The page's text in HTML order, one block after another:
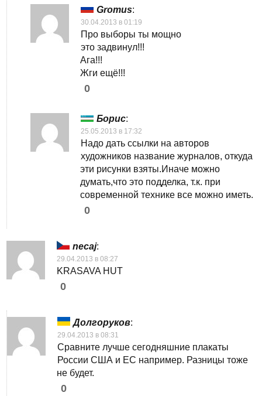
Gromus:
30.04.2013 в 01:19
Про выборы ты мощно
это задвинул!!!
Ага!!!
Жги ещё!!!
0
Борис:
25.05.2013 в 17:32
Надо дать ссылки на авторов
художников название журналов, откуда
эти рисунки взяты.Иначе можно
думать,что это подделка, т.к. при
современной технике все можно иметь.
0
necaj:
29.04.2013 в 08:27
KRASAVA HUT
0
Долгоруков:
29.04.2013 в 08:31
Сравните лучше сегодняшние плакаты
России США и ЕС например. Разницы тоже
не будет.
0